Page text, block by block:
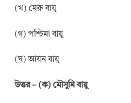
(খ) মেরু বায়ু
(গ) পশ্চিমা বায়ু
(ঘ) আয়ন বায়ু
উত্তর– (ক) মৌসুমি বায়ু